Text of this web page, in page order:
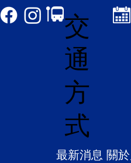
交
通
方
式
最新消息 關